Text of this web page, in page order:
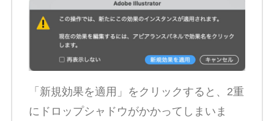
「新規効果を適用」をクリックすると、2重
にドロップシャドウがかかってしまいま